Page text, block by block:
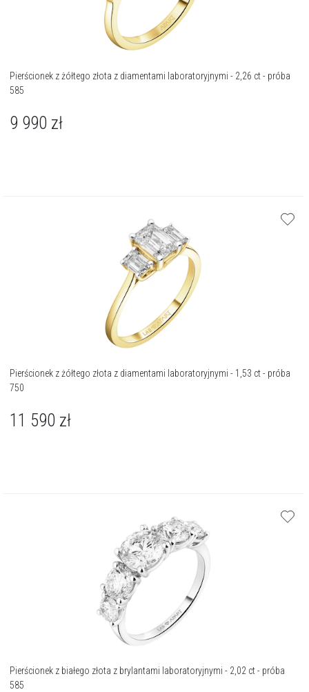
Pierścionek z żółtego złota z diamentami laboratoryjnymi - 2,26 ct - próba
585
9 990 zł
Pierścionek z żółtego złota z diamentami laboratoryjnymi - 1,53 ct - próba
750
11 590 zł
Pierścionek z białego złota z brylantami laboratoryjnymi - 2,02 ct - próba
585